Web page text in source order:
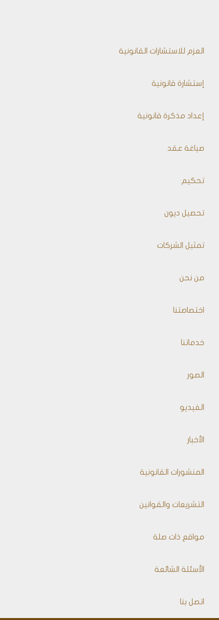
العزم للاستشارات القانونية
إستشارة قانونية
إعداد مذكرة قانونية
صياغة عقد
تحكيم
تحصيل ديون
تمثيل الشركات
من نحن
اختصاصتنا
خدماتنا
الصور
الفيديو
الأخبار
المنشورات القانونية
التشريعات والقوانين
مواقع ذات صلة
الأسئلة الشائعة
اتصل بنا